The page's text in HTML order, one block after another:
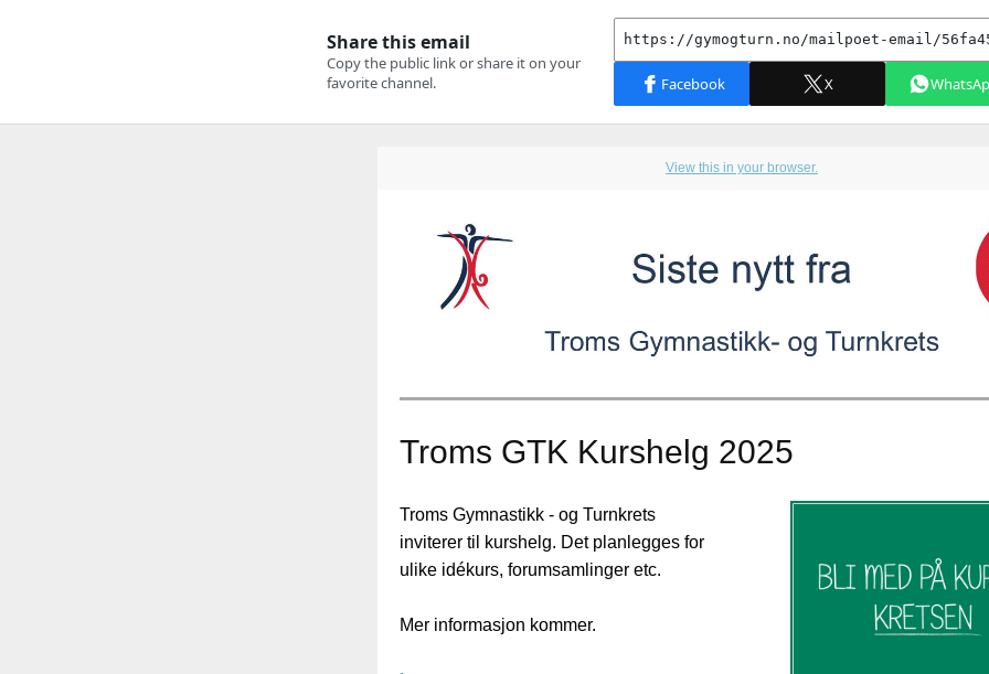
View this in your browser.
Troms GTK Kurshelg 2025
Troms Gymnastikk - og Turnkrets
inviterer til kurshelg. Det planlegges for
ulike idékurs, forumsamlinger etc.
Mer informasjon kommer.